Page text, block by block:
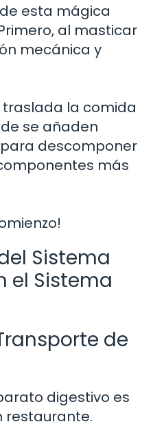
esta mágica
al masticar
mecánica y
traslada la comida
se añaden
descomponer
más
Sistema
el Sistema
de
digestivo es
restaurante.